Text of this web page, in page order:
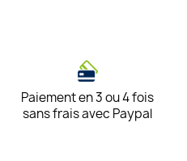
Paiement en 3 ou 4 fois
sans frais avec Paypal